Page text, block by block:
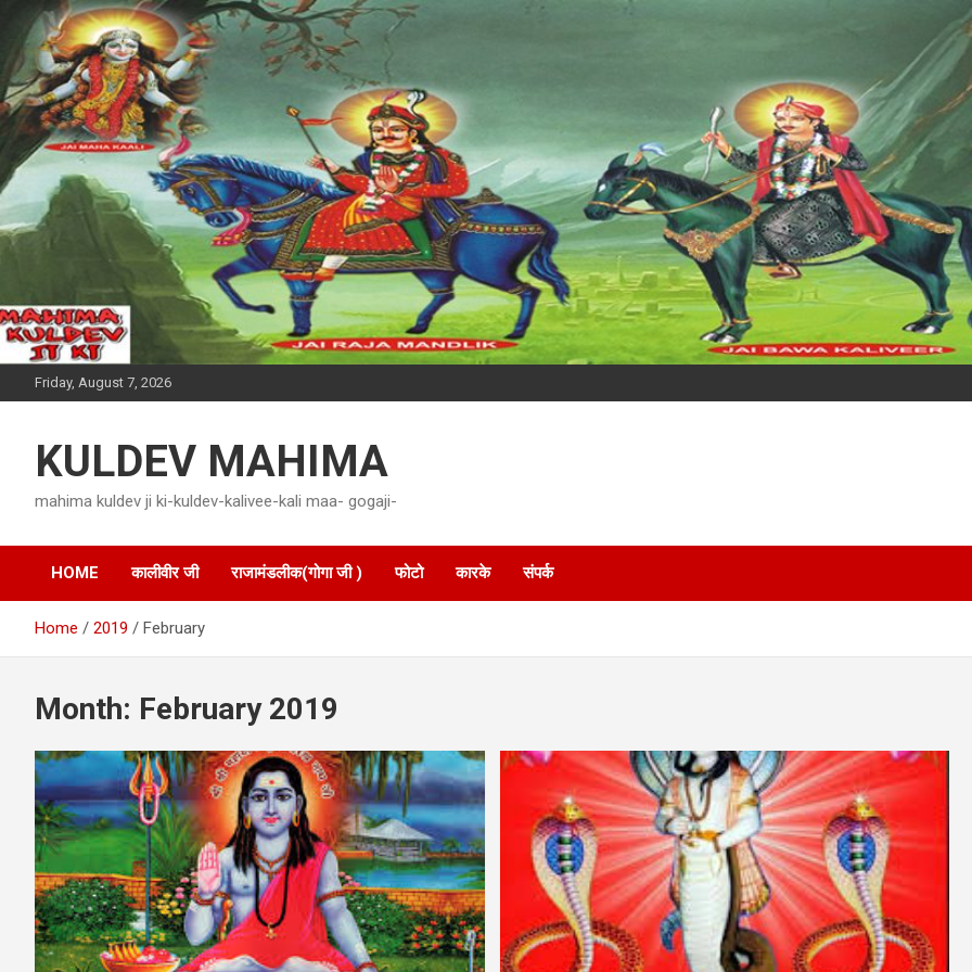
content
Friday, August 7, 2026
KULDEV MAHIMA
mahima kuldev ji ki-kuldev-kalivee-kali maa- gogaji-
HOME कालीवीर जी राजामंडलीक(गोगा जी ) फोटो कारके संपर्क
Home 2019 February
Month: February 2019